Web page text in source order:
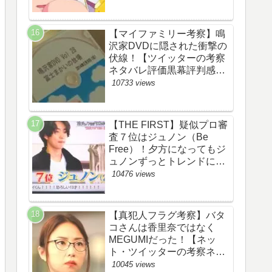
【マイファミリー考察】鳴
沢家DVDに隠された衝撃の
伏線！【ツイッターの考察
ネタバレ評価黒幕評判感想
批判原作犯人キャスト脚本
10733 views
【THE FIRST】疑似プロ審
査７位はジュノン（Be
Free）！夕方になってもジ
ュノンずっとトレンドにい
るww【ザファースト・ネッ
BE:FIRST・ビーファース
ト】
10476 views
【真犯人フラグ考察】バタ
コさんは香里奈ではなく
MEGUMIだった！【ネッ
ト・ツイッターの考察ネタ
バレ感想評価評判あらすじ
10045 views